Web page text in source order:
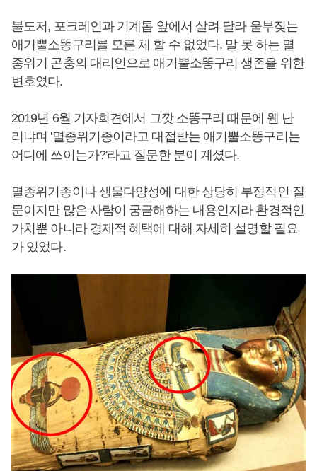
불도저, 포크레인과 기계톱 앞에서 살려 달라 울부짖는
애기뿔소똥구리를 모른 체 할 수 없었다. 말 못 하는 멸
종위기 곤충의 대리인으로 애기뿔소똥구리 생존을 위한
변호였다.
2019년 6월 기자회견에서 그깟 소똥구리 때문에 웬 난
리냐며 '멸종위기종이라고 대접받는 애기뿔소똥구리는
어디에 쓰이는가?'라고 질문한 분이 계셨다.
멸종위기종이나 생물다양성에 대한 상당히 부정적인 질
문이지만 많은 사람이 궁금해하는 내용인지라 환경적인
가치뿐 아니라 경제적 혜택에 대해 자세히 설명할 필요
가 있었다.